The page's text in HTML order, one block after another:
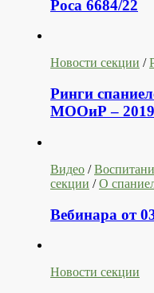
Роса 6684/22
Новости секции /
Ринги
МООиР – 2019
Видео /
секции /О
Вебинара от
Новости секции